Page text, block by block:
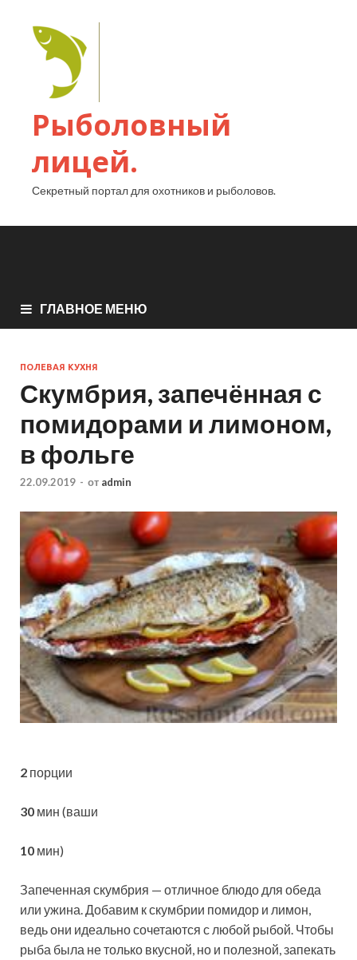
Рыболовный
лицей.
Секретный портал для охотников и рыболовов.
ГЛАВНОЕ МЕНЮ
ПОЛЕВАЯ КУХНЯ
Скумбрия, запечённая с
помидорами и лимоном,
в фольге
22.09.2019 - от admin
2 порции
30 мин (ваши
10 мин)
Запеченная скумбрия — отличное блюдо для обеда
или ужина. Добавим к скумбрии помидор и лимон,
ведь они идеально сочетаются с любой рыбой. Чтобы
рыба была не только вкусной, но и полезной, запекать